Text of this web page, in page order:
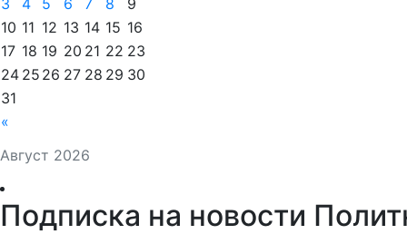
Август 2026
«
10 11 12 13 14 15 16
17 18 19 20 21 22 23
24 25 26 27 28 29 30
31
Подписка на новости